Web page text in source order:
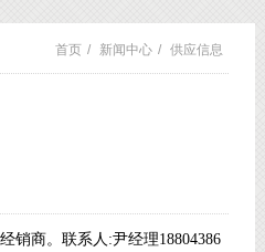
首页 / 新闻中心 / 供应信息
销商。联系人 :尹经理18804386